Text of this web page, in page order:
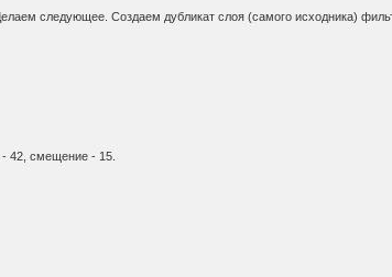
следующее. Создаем дубликат слоя (самого исходника)
42, смещение - 15.